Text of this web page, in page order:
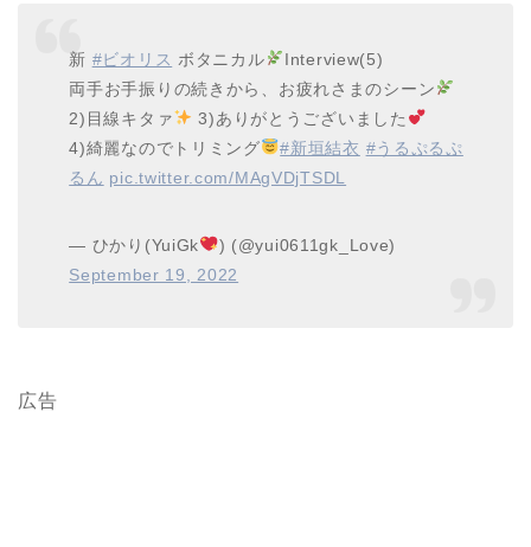
新 #ビオリス ボタニカル
Interview(5)
両手お手振りの続きから、お疲れさまのシーン
2)目線キタァ
3)ありがとうございました
4)綺麗なのでトリミング
#新垣結衣 #うるぷるぷ
るん pic.twitter.com/MAgVDjTSDL
— ひかり(YuiGk
) (@yui0611gk_Love)
September 19, 2022
広告